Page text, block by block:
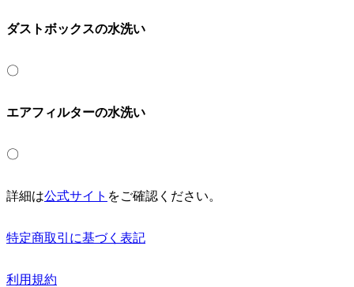
ダストボックスの水洗い
〇
エアフィルターの水洗い
〇
詳細は公式サイト をご確認ください。
特定商取引に基づく表記
利用規約